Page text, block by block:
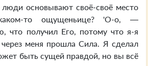
люди основывают своё-своё место
то ощущеньице? 'О-о, —
что получил Его, потому что я-я
через меня прошла Сила. Я сделал
быть сущей правдой, но вы всё